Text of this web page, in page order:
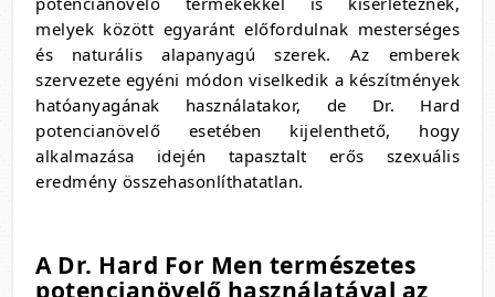
melyek között egyaránt előfordulnak mesterséges
és naturális alapanyagú szerek. Az emberek
szervezete egyéni módon viselkedik a készítmények
hatóanyagának használatakor, de Dr. Hard
potencianövelő esetében kijelenthető, hogy
alkalmazása idején tapasztalt erős szexuális
eredmény összehasonlíthatatlan.
A Dr. Hard For Men természetes
potencianövelő használatával az